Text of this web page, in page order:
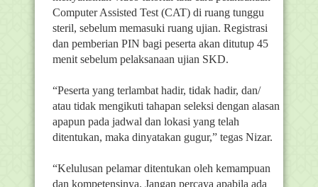
Computer Assisted Test (CAT) di ruang tunggu
steril, sebelum memasuki ruang ujian. Registrasi
dan pemberian PIN bagi peserta akan ditutup 45
menit sebelum pelaksanaan ujian SKD.
“Peserta yang terlambat hadir, tidak hadir, dan/
atau tidak mengikuti tahapan seleksi dengan alasan
apapun pada jadwal dan lokasi yang telah
ditentukan, maka dinyatakan gugur,” tegas Nizar.
“Kelulusan pelamar ditentukan oleh kemampuan
dan kompetensinya. Jangan percaya apabila ada